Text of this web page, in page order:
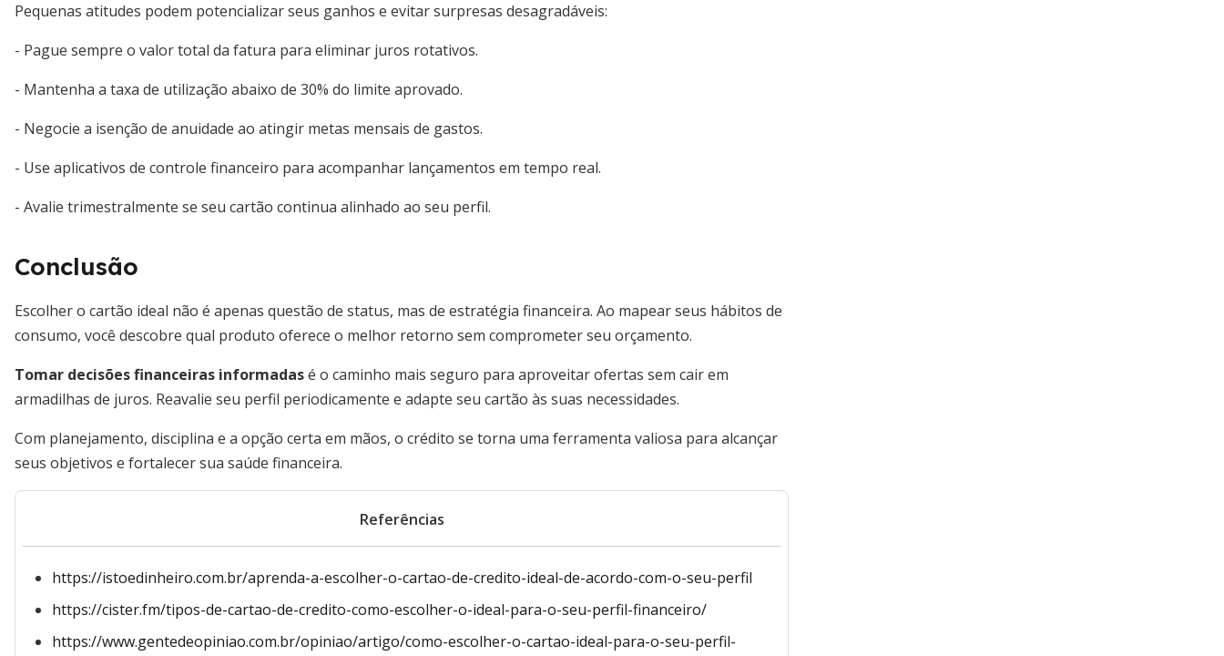
Pequenas atitudes podem potencializar seus ganhos e evitar surpresas desagradáveis:
- Pague sempre o valor total da fatura para eliminar juros rotativos.
- Mantenha a taxa de utilização abaixo de 30% do limite aprovado.
- Negocie a isenção de anuidade ao atingir metas mensais de gastos.
- Use aplicativos de controle financeiro para acompanhar lançamentos em tempo real.
- Avalie trimestralmente se seu cartão continua alinhado ao seu perfil.
Conclusão
Escolher o cartão ideal não é apenas questão de status, mas de estratégia financeira. Ao mapear seus hábitos de
consumo, você descobre qual produto oferece o melhor retorno sem comprometer seu orçamento.
Tomar decisões financeiras informadasé o caminho mais seguro para aproveitar ofertas sem cair em
armadilhas de juros. Reavalie seu perfil periodicamente e adapte seu cartão às suas necessidades.
Com planejamento, disciplina e a opção certa em mãos, o crédito se torna uma ferramenta valiosa para alcançar
seus objetivos e fortalecer sua saúde financeira.
Referências
https://istoedinheiro.com.br/aprenda-a-escolher-o-cartao-de-credito-ideal-de-acordo-com-o-seu-perfil
https://cister.fm/tipos-de-cartao-de-credito-como-escolher-o-ideal-para-o-seu-perfil-financeiro/
https://www.gentedeopiniao.com.br/opiniao/artigo/como-escolher-o-cartao-ideal-para-o-seu-perfil-